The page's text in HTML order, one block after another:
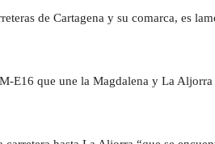
de Cartagena y su comarca, es
E16 que une la Magdalena y La